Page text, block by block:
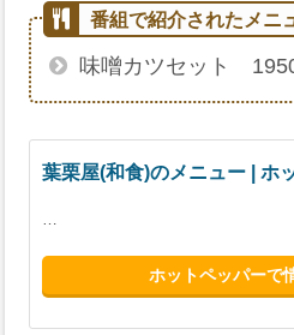
味噌カツセット
葉栗屋(和食)のメニュー | ホ
…
ホットペッパーで